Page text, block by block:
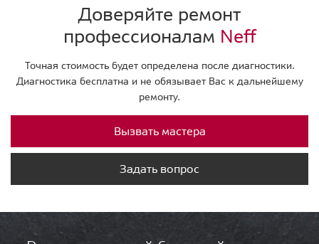
Доверяйте ремонт
профессионалам Neff
Точная стоимость будет определена после диагностики.
Диагностика бесплатна и не обязывает Вас к дальнейшему
ремонту.
Вызвать мастера
Задать вопрос